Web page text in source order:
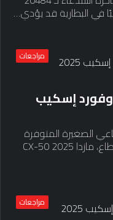
مراجعات
مقارنة بين مازدا CX-50 2025 وفورد إسكيب
الصغيرة المتوفرة
اليوم مذهلة. الوافد الجديد إلى هذا القطاع، مازدا CX-50 2025
مراجعات